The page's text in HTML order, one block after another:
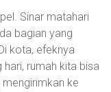
Sinar matahari
bagian yang
kota, efeknya
rumah kita bisa
ke